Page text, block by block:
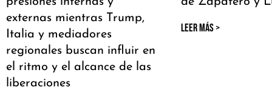
externas mientras Trump,
Italia y mediadores
regionales buscan influir en
el ritmo y el alcance de las
liberaciones
LEER MÁS >